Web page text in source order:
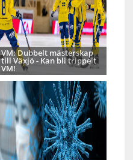
VM: Dubbelt mästerskap
till Växjö - Kan bli trippelt
VM!